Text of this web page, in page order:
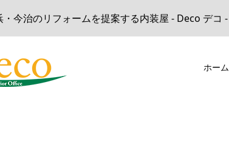
・今治のリフォームを提案する内装屋 - Deco デコ -
ホーム